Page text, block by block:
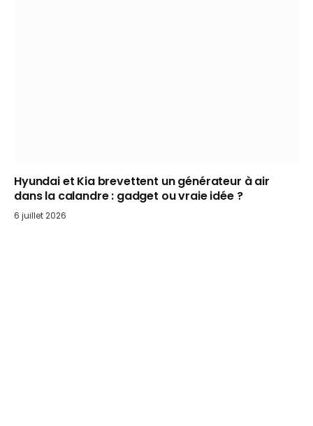
Hyundai et Kia brevettent un générateur à air
dans la calandre : gadget ou vraie idée ?
6 juillet 2026